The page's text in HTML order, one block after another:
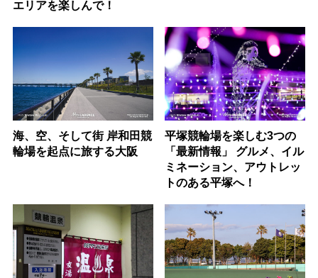
エリアを楽しんで！
海、空、そして街 岸和田競
輪場を起点に旅する大阪
平塚競輪場を楽しむ3つの
「最新情報」 グルメ、イル
ミネーション、アウトレッ
トのある平塚へ！